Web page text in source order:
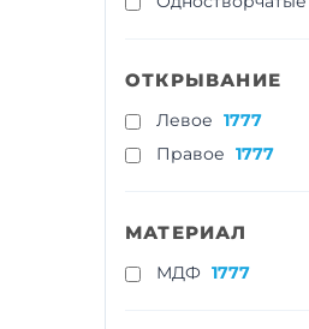
ОТКРЫВАНИЕ
Левое 1777
Правое 1777
МАТЕРИАЛ
МДФ 1777